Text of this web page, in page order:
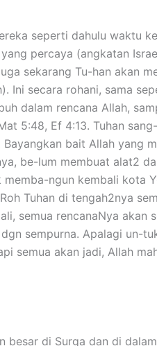
seperti dahulu waktu
percaya (angkatan
sekarang Tu-han akan
Ini secara rohani, sama
dalam rencana Allah,
5:48, Ef 4:13. Tuhan
bait Allah yang
be-lum membuat alat2
ngun kembali kota
Tuhan di tengah2nya
semua rencanaNya akan
sempurna. Apalagi un-
semua akan jadi, Allah
besar di Surga dan di